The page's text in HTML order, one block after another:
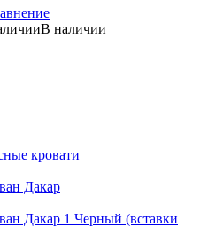
В наличии
кровати
Дакар
Дакар 1 Черный (вставки